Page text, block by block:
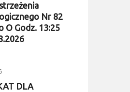
Nr 82
O Godz. 13:25
DLA